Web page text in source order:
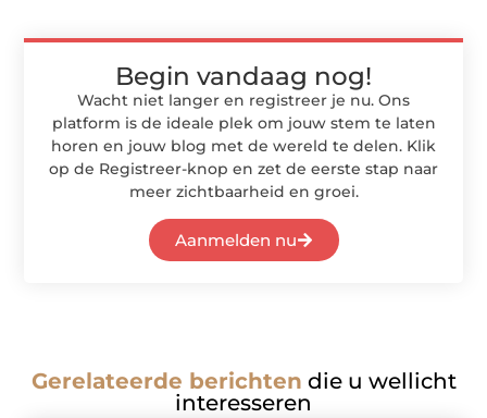
Begin vandaag nog!
Wacht niet langer en registreer je nu. Ons
platform is de ideale plek om jouw stem te laten
horen en jouw blog met de wereld te delen. Klik
op de Registreer-knop en zet de eerste stap naar
meer zichtbaarheid en groei.
Aanmelden nu
Gerelateerde berichten die u wellicht
interesseren